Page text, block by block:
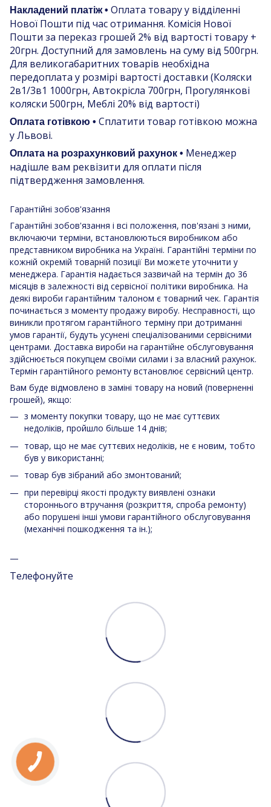
Накладений платіж • Оплата товару у відділенні
Нової Пошти під час отримання. Комісія Нової
Пошти за переказ грошей 2% від вартості товару +
20грн. Доступний для замовлень на суму від 500грн.
Для великогабаритних товарів необхідна
передоплата у розмірі вартості доставки (Коляски
2в1/3в1 1000грн, Автокрісла 700грн, Прогулянкові
коляски 500грн, Меблі 20% від вартості)
Оплата готівкою • Сплатити товар готівкою можна
у Львові.
Оплата на розрахунковий рахунок • Менеджер
надішле вам реквізити для оплати після
підтвердження замовлення.
Гарантійні зобов'язання
Гарантійні зобов'язання і всі положення, пов'язані з ними,
включаючи терміни, встановлюються виробником або
представником виробника на Україні. Гарантійні терміни по
кожній окремій товарній позиції Ви можете уточнити у
менеджера. Гарантія надається зазвичай на термін до 36
місяців в залежності від сервісної політики виробника. На
деякі вироби гарантійним талоном є товарний чек. Гарантія
починається з моменту продажу виробу. Несправності, що
виникли протягом гарантійного терміну при дотриманні
умов гарантії, будуть усунені спеціалізованими сервісними
центрами. Доставка вироби на гарантійне обслуговування
здійснюється покупцем своїми силами і за власний рахунок.
Термін гарантійного ремонту встановлює сервісний центр.
Вам буде відмовлено в заміні товару на новий (поверненні
грошей), якщо:
з моменту покупки товару, що не має суттєвих
недоліків, пройшло більше 14 днів;
товар, що не має суттєвих недоліків, не є новим, тобто
був у використанні;
товар був зібраний або змонтований;
при перевірці якості продукту виявлені ознаки
стороннього втручання (розкриття, спроба ремонту)
або порушені інші умови гарантійного обслуговування
(механічні пошкодження та ін.);
Телефонуйте